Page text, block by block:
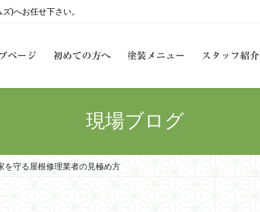
)へお任せ下さい。
ページ 初めての方へ 塗装メニュー スタッフ紹介
現場ブログ
を守る屋根修理業者の見極め方